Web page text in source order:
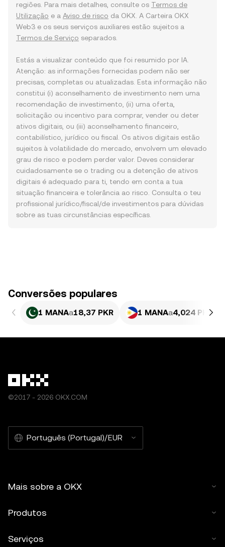
regiões. Para mais detalhes, consulte os Termos de
Utilização e a Aviso de risco da OKX. A Carteira OKX
Web3 e os seus serviços auxiliares estão sujeitos a
Termos de Serviço separados.
Estás a visualizar conteúdo que foi resumido por IA.
Atenção: as informações fornecidas podem não ser
precisas, completas ou atualizadas. Esta informação não
constitui (i) aconselhamento de investimento nem uma
recomendação de investimento, (ii) uma oferta,
solicitação ou incentivo para comprar, vender ou deter
ativos digitais, ou (iii) aconselhamento financeiro,
contabilístico, jurídico ou fiscal. Os ativos digitais estão
sujeitos à volatilidade do mercado, envolvem um elevado
grau de risco e podem perder valor. Deves considerar
cuidadosamente se o trading ou a detenção de ativos
digitais é adequado para ti, tendo em conta a tua
situação financeira e tolerância ao risco. Consulta o teu
profissional jurídico/fiscal/de investimentos para dúvidas
sobre as tuas circunstâncias específicas.
Conversões populares
1 MANAa18,37 PKR 1 MANAa4,024 PHP
©2017 - 2026 OKX.COM
Português (Portugal)/EUR
Mais sobre a OKX
Produtos
Serviços